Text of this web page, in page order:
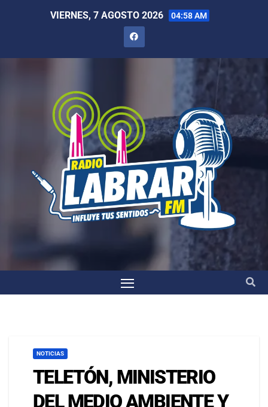
VIERNES, 7 AGOSTO 2026 04:58 AM
NOTICIAS
TELETÓN, MINISTERIO
DEL MEDIO AMBIENTE Y